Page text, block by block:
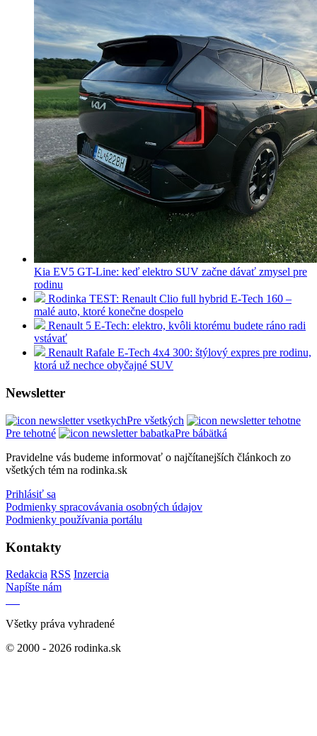
Kia EV5 GT-Line: keď elektro SUV začne dávať zmysel pre
rodinu
Rodinka TEST: Renault Clio full hybrid E-Tech 160 –
malé auto, ktoré konečne dospelo
Renault 5 E-Tech: elektro, kvôli ktorému budete ráno radi
vstávať
Renault Rafale E-Tech 4x4 300: štýlový expres pre rodinu,
ktorá už nechce obyčajné SUV
Newsletter
Pre všetkých
Pre tehotné
Pre bábätká
Pravidelne vás budeme informovať o najčítanejších článkoch zo
všetkých tém na rodinka.sk
Prihlásiť sa
Podmienky spracovávania osobných údajov
Podmienky používania portálu
Kontakty
Redakcia RSS Inzercia
Napíšte nám
Všetky práva vyhradené
© 2000 - 2026 rodinka.sk